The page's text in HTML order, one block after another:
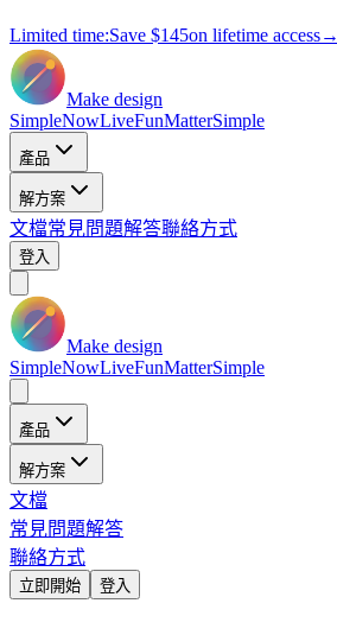
Limited time:Save $145on lifetime access→
Make design
SimpleNowLiveFunMatterSimple
產品
解方案
文檔常見問題解答聯絡方式
登入
Make design
SimpleNowLiveFunMatterSimple
產品
解方案
文檔
常見問題解答
聯絡方式
立即開始 登入